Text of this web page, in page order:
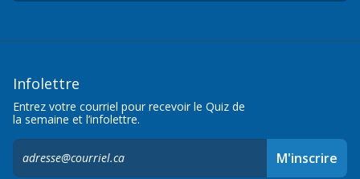
Infolettre
Entrez votre courriel pour recevoir le Quiz de
la semaine et l’infolettre.
M'inscrire